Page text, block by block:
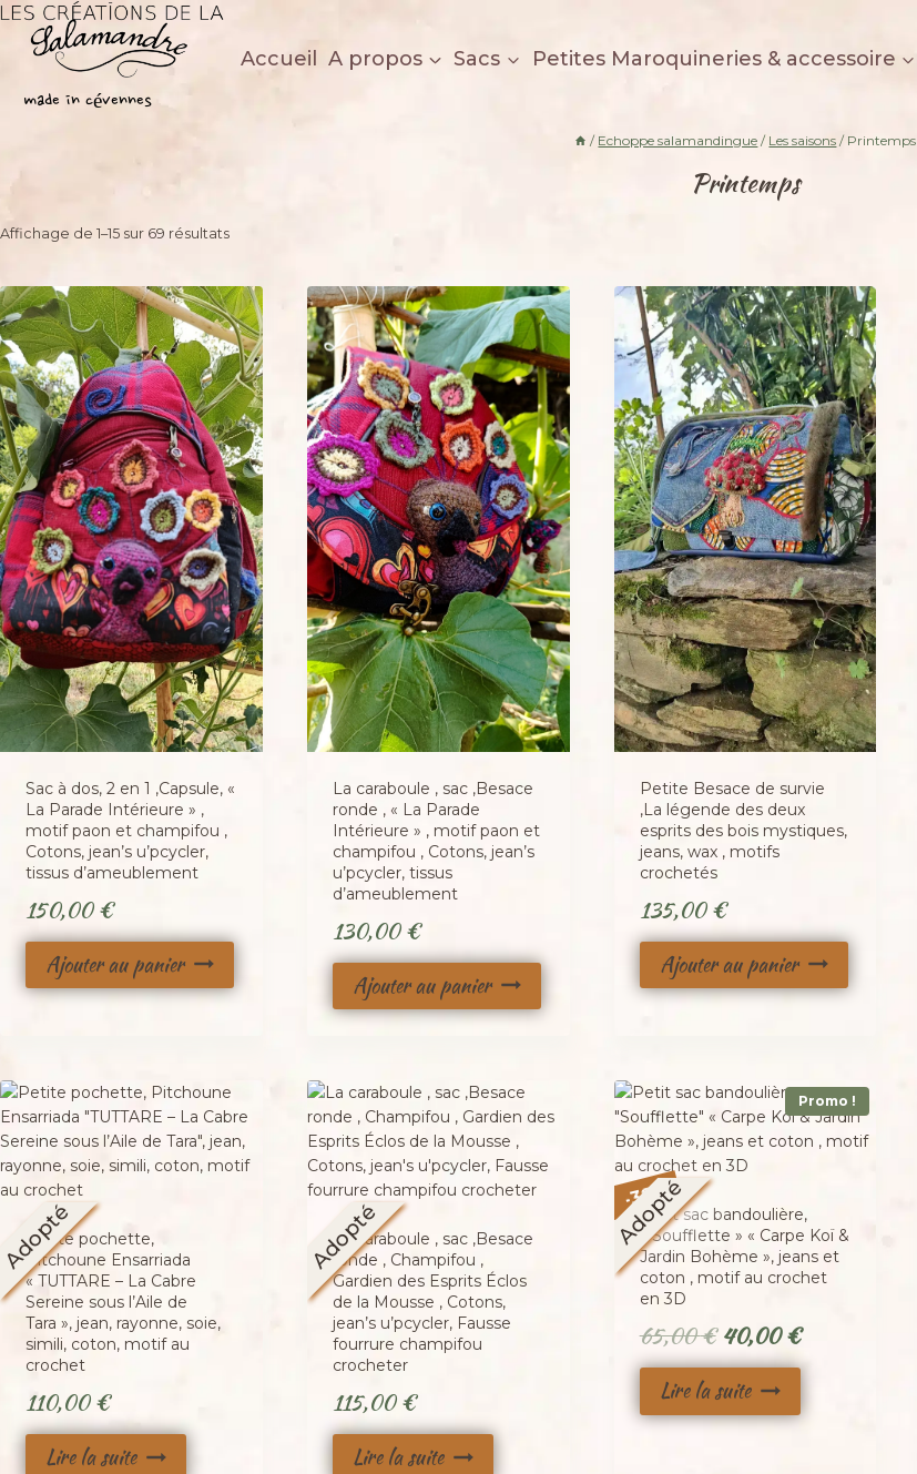
Aller
contenu
Les créations de la salamandre
made in cévennes
Accueil A propos Sacs Petites Maroquineries & accessoire
/ Echoppe salamandingue / Les saisons / Printemps
Printemps
Affichage de 1–15 sur 69 résultatsTrié
plus
récent
au
plus
ancien
Sac à dos, 2 en 1 ,Capsule, «
La Parade Intérieure » ,
motif paon et champifou ,
Cotons, jean’s u’pcycler,
tissus d’ameublement
150,00€
Ajouter au panier
La caraboule , sac ,Besace
ronde , « La Parade
Intérieure » , motif paon et
champifou , Cotons, jean’s
u’pcycler, tissus
d’ameublement
130,00€
Ajouter au panier
Petite Besace de survie
,La légende des deux
esprits des bois mystiques,
jeans, wax , motifs
crochetés
135,00€
Ajouter au panier
Petite pochette,
Pitchoune Ensarriada
« TUTTARE – La Cabre
Sereine sous l’Aile de
Tara », jean, rayonne, soie,
simili, coton, motif au
crochet
110,00€
Lire la suite
Adopté
La caraboule , sac ,Besace
ronde , Champifou ,
Gardien des Esprits Éclos
de la Mousse , Cotons,
jean’s u’pcycler, Fausse
fourrure champifou
crocheter
115,00€
Lire la suite
Promo !
-38%
Adopté
Petit sac bandoulière,
« Soufflette » « Carpe Koï &
Jardin Bohème », jeans et
coton , motif au crochet
en 3D
65,00€ Le
prix
initial
était :
40,00€Le
prix
Lire la suite